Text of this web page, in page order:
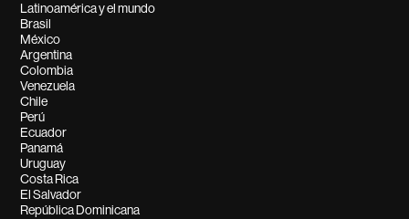
Latinoamérica y el mundo
Brasil
México
Argentina
Colombia
Venezuela
Chile
Perú
Ecuador
Panamá
Uruguay
Costa Rica
El Salvador
República Dominicana